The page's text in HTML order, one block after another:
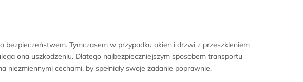
bezpieczeństwem. Tymczasem w przypadku okien i drzwi z przeszkleniem
ona uszkodzeniu. Dlatego najbezpieczniejszym sposobem transportu
cechami, by spełniały swoje zadanie poprawnie.